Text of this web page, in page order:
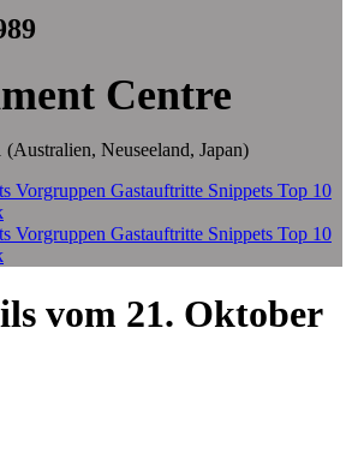
Centre
Neuseeland, Japan)
Vorgruppen Gastauftritte Snippets Top 10
Vorgruppen Gastauftritte Snippets Top 10
vom 21. Oktober